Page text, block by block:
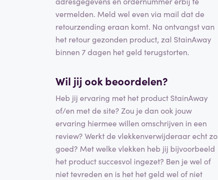
vermelden. Meld wel even via mail dat de
retourzending eraan komt. Na ontvangst van
het retour gezonden product, zal StainAway
binnen 7 dagen het geld terugstorten.
Wil jij ook beoordelen?
Heb jij ervaring met het product StainAway
of/en met de site? Zou je dan ook jouw
ervaring hiermee willen omschrijven in een
review? Werkt de vlekkenverwijderaar echt zo
goed? Met welke vlekken heb jij bijvoorbeeld
het product succesvol ingezet? Ben je wel of
niet tevreden en is het het geld wel of niet